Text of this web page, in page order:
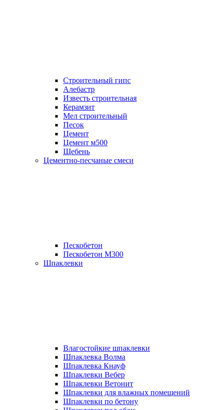
Строительный гипс
Алебастр
Известь строительная
Керамзит
Мел строительный
Песок
Цемент
Цемент м500
Щебень
Цементно-песчаные смеси
Пескобетон
Пескобетон М300
Шпаклевки
Влагостойкие шпаклевки
Шпаклевка Волма
Шпаклевка Кнауф
Шпаклевки Вебер
Шпаклевки Ветонит
Шпаклевки для влажных помещений
Шпаклевки по бетону